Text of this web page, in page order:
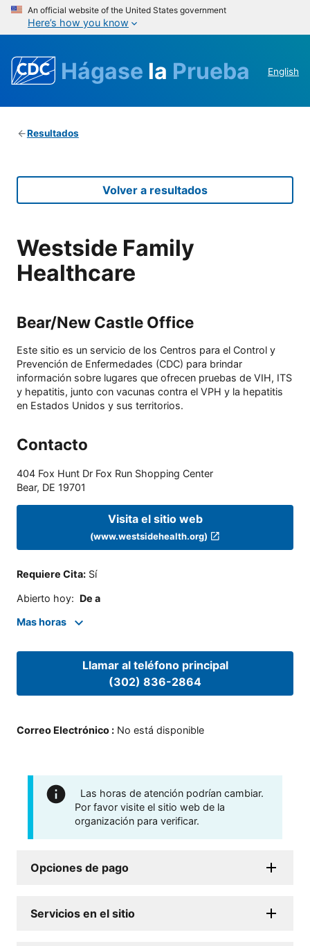
An official website of the United States government
Here’s how you know
Hágase la Prueba English
Resultados
Volver a resultados
Westside Family
Healthcare
Bear/New Castle Office
Este sitio es un servicio de los Centros para el Control y
Prevención de Enfermedades (CDC) para brindar
información sobre lugares que ofrecen pruebas de VIH, ITS
y hepatitis, junto con vacunas contra el VPH y la hepatitis
en Estados Unidos y sus territorios.
Contacto
404 Fox Hunt Dr Fox Run Shopping Center
Bear, DE 19701
Visita el sitio web
(www.westsidehealth.org)
Requiere Cita: Sí
Abierto hoy: De a
Mas horas
Llamar al teléfono principal
(302) 836-2864
Correo Electrónico : No está disponible
Las horas de atención podrían cambiar.
Por favor visite el sitio web de la
organización para verificar.
Opciones de pago
Servicios en el sitio